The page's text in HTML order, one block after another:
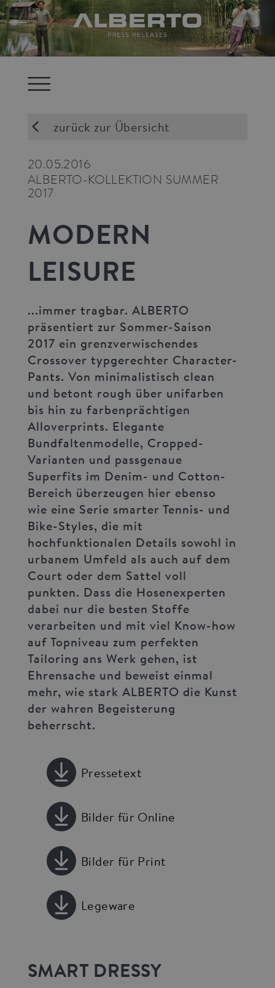
zurück zur Übersicht
20.05.2016
ALBERTO-KOLLEKTION SUMMER
2017
MODERN
LEISURE
...immer tragbar. ALBERTO
präsentiert zur Sommer-Saison
2017 ein grenzverwischendes
Crossover typgerechter Character-
Pants. Von minimalistisch clean
und betont rough über unifarben
bis hin zu farbenprächtigen
Alloverprints. Elegante
Bundfaltenmodelle, Cropped-
Varianten und passgenaue
Superfits im Denim- und Cotton-
Bereich überzeugen hier ebenso
wie eine Serie smarter Tennis- und
Bike-Styles, die mit
hochfunktionalen Details sowohl in
urbanem Umfeld als auch auf dem
Court oder dem Sattel voll
punkten. Dass die Hosenexperten
dabei nur die besten Stoffe
verarbeiten und mit viel Know-how
auf Topniveau zum perfekten
Tailoring ans Werk gehen, ist
Ehrensache und beweist einmal
mehr, wie stark ALBERTO die Kunst
der wahren Begeisterung
beherrscht.
Pressetext
Bilder für Online
Bilder für Print
Legeware
SMART DRESSY